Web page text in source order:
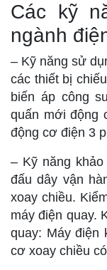
Các kỹ
ngành
– Kỹ năng sử
các thiết bị
biến áp công
quấn mới động
động cơ điện 3
– Kỹ năng
đấu dây vận
xoay chiều.
máy điện quay.
quay: Máy điện
cơ xoay chiều